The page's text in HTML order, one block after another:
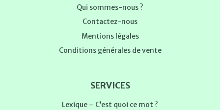
Qui sommes-nous ?
Contactez-nous
Mentions légales
Conditions générales de vente
SERVICES
Lexique – C’est quoi ce mot ?